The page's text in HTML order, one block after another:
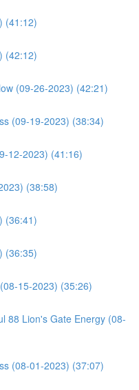
(41:12)
(42:12)
(09-26-2023) (42:21)
(09-19-2023) (38:34)
12-2023) (41:16)
(38:58)
(36:41)
(36:35)
15-2023) (35:26)
88 Lion's Gate Energy (08-
(08-01-2023) (37:07)